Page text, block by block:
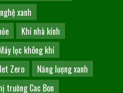
xanh
Khí nhà kính
lọc không khí
Zero
Năng lượng xanh
trường Cac Bon